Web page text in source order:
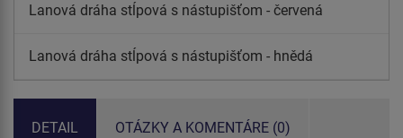
Lanová dráha stĺpová s nástupišťom - červená
Lanová dráha stĺpová s nástupišťom - hnědá
DETAIL OTÁZKY A KOMENTÁRE (0)